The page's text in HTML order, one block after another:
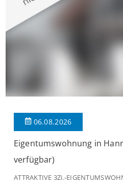
06.08.2026
Eigentumswohnung in
verfügbar)
ATTRAKTIVE 3Zi.-